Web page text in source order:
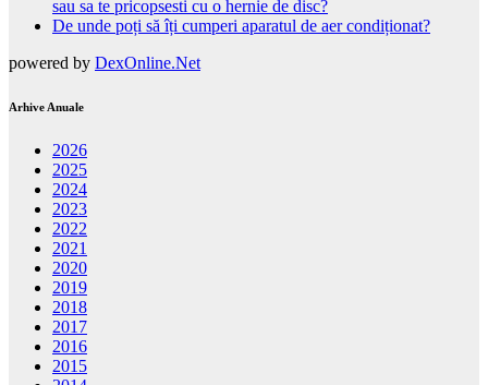
sau sa te pricopsesti cu o hernie de disc?
De unde poți să îți cumperi aparatul de aer condiționat?
powered by DexOnline.Net
Arhive Anuale
2026
2025
2024
2023
2022
2021
2020
2019
2018
2017
2016
2015